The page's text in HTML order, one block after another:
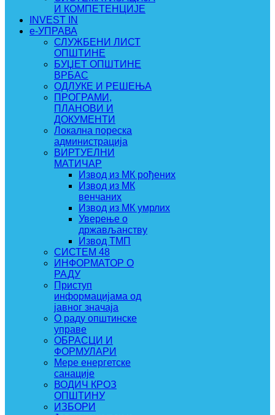
И КОМПЕТЕНЦИЈЕ
INVEST IN
e-УПРАВА
СЛУЖБЕНИ ЛИСТ
ОПШТИНЕ
БУЏЕТ ОПШТИНЕ
ВРБАС
ОДЛУКЕ И РЕШЕЊА
ПРОГРАМИ,
ПЛАНОВИ И
ДОКУМЕНТИ
Локална пореска
администрација
ВИРТУЕЛНИ
МАТИЧАР
Извод из МК рођених
Извод из МК
венчаних
Извод из МК умрлих
Уверење о
држављанству
Извод ТМП
СИСТЕМ 48
ИНФОРМАТОР О
РАДУ
Приступ
информацијама од
јавног значаја
О раду општинске
управе
ОБРАСЦИ И
ФОРМУЛАРИ
Мере енергетске
санације
ВОДИЧ КРОЗ
ОПШТИНУ
ИЗБОРИ